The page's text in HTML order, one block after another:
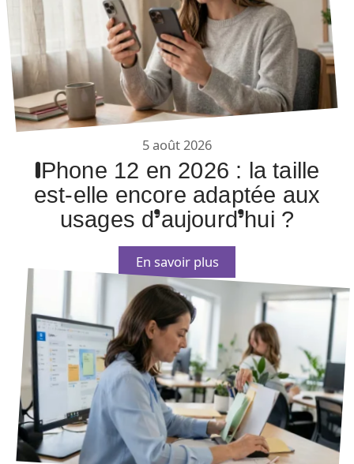
5 août 2026
IPhone 12 en 2026 : la taille
est-elle encore adaptée aux
usages d’aujourd’hui ?
En savoir plus